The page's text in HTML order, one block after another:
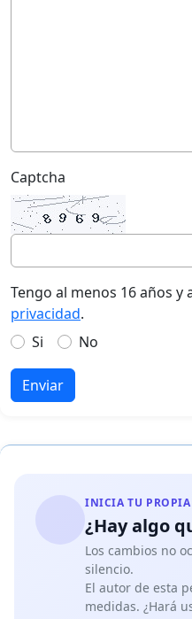
Captcha
Tengo al menos 16 años y
privacidad.
Si
No
Enviar
INICIA TU
¿Hay algo
Los cambios no
silencio.
El autor de esta
medidas. ¿Hará